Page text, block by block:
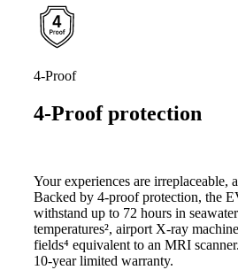
4-Proof
4-Proof protection
Your experiences are irreplaceable,
Backed by 4-proof protection, the
withstand up to 72 hours in
temperatures², airport X-ray
fields⁴ equivalent to an MRI
10-year limited warranty.